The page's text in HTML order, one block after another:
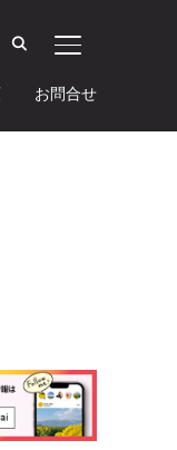
サイドバーと
お問合せ